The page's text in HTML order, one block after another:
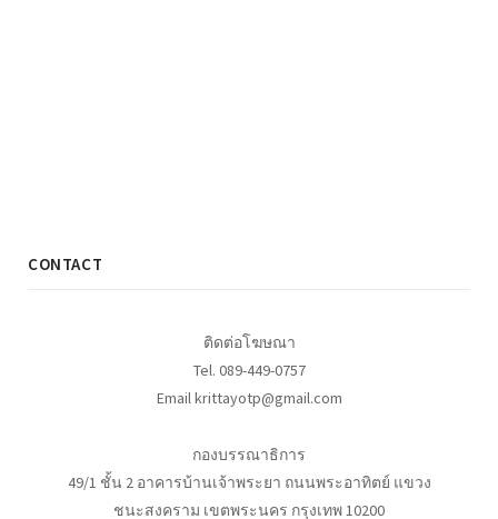
CONTACT
ติดต่อโฆษณา
Tel. 089-449-0757
Email krittayotp@gmail.com
กองบรรณาธิการ
49/1 ชั้น 2 อาคารบ้านเจ้าพระยา ถนนพระอาทิตย์ แขวง
ชนะสงคราม เขตพระนคร กรุงเทพ 10200